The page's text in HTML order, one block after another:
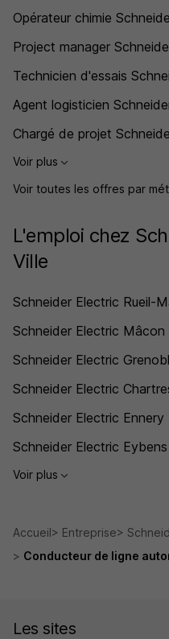
Opérateur chimie
Project manager
Technicien d'essais
Agent logisticien
Chargé de projet
Voir plus
Voir toutes les offres par
L'emploi chez
Ville
Schneider Electric Rueil-
Schneider Electric Mâcon
Schneider Electric
Schneider Electric
Schneider Electric Ennery
Schneider Electric Eybens
Voir plus
Accueil Entreprise
Conducteur de ligne
Les sites